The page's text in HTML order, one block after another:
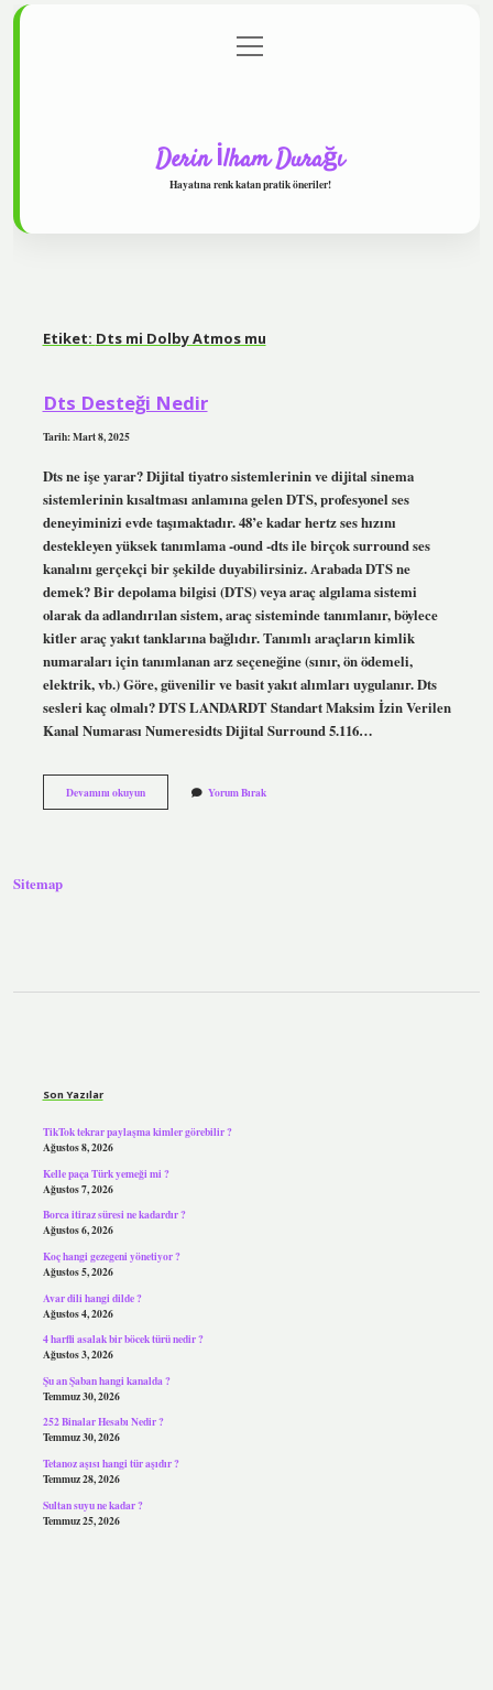
Gizlilik Politikası
menüyü
aç
Derin İlham Durağı
Hayatına renk katan pratik öneriler!
Etiket: Dts mi Dolby Atmos mu
Dts Desteği Nedir
Tarih: Mart 8, 2025
Dts ne işe yarar? Dijital tiyatro sistemlerinin ve dijital sinema
sistemlerinin kısaltması anlamına gelen DTS, profesyonel ses
deneyiminizi evde taşımaktadır. 48’e kadar hertz ses hızını
destekleyen yüksek tanımlama -ound -dts ile birçok surround ses
kanalını gerçekçi bir şekilde duyabilirsiniz. Arabada DTS ne
demek? Bir depolama bilgisi (DTS) veya araç algılama sistemi
olarak da adlandırılan sistem, araç sisteminde tanımlanır, böylece
kitler araç yakıt tanklarına bağlıdır. Tanımlı araçların kimlik
numaraları için tanımlanan arz seçeneğine (sınır, ön ödemeli,
elektrik, vb.) Göre, güvenilir ve basit yakıt alımları uygulanır. Dts
sesleri kaç olmalı? DTS LANDARDT Standart Maksim İzin Verilen
Kanal Numarası Numeresidts Dijital Surround 5.116…
Devamını okuyunDts
Desteği
Yorum Bırak
Sitemap
Son Yazılar
TikTok tekrar paylaşma kimler görebilir ?
Ağustos 8, 2026
Kelle paça Türk yemeği mi ?
Ağustos 7, 2026
Borca itiraz süresi ne kadardır ?
Ağustos 6, 2026
Koç hangi gezegeni yönetiyor ?
Ağustos 5, 2026
Avar dili hangi dilde ?
Ağustos 4, 2026
4 harfli asalak bir böcek türü nedir ?
Ağustos 3, 2026
Şu an Şaban hangi kanalda ?
Temmuz 30, 2026
252 Binalar Hesabı Nedir ?
Temmuz 30, 2026
Tetanoz aşısı hangi tür aşıdır ?
Temmuz 28, 2026
Sultan suyu ne kadar ?
Temmuz 25, 2026